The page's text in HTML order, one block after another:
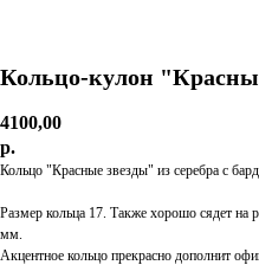
Кольцо-кулон
4100,00
р.
Кольцо "Красные звезды" из серебра с
Размер кольца 17. Также хорошо сядет
мм.
Акцентное кольцо прекрасно дополнит